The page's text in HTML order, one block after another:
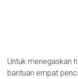
Untuk menegaskan
bantuan empat